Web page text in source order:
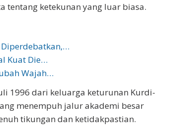
tentang ketekunan yang luar biasa.
Diperdebatkan,…
Kuat Die…
Wajah…
1996 dari keluarga keturunan Kurdi-
menempuh jalur akademi besar
tikungan dan ketidakpastian.